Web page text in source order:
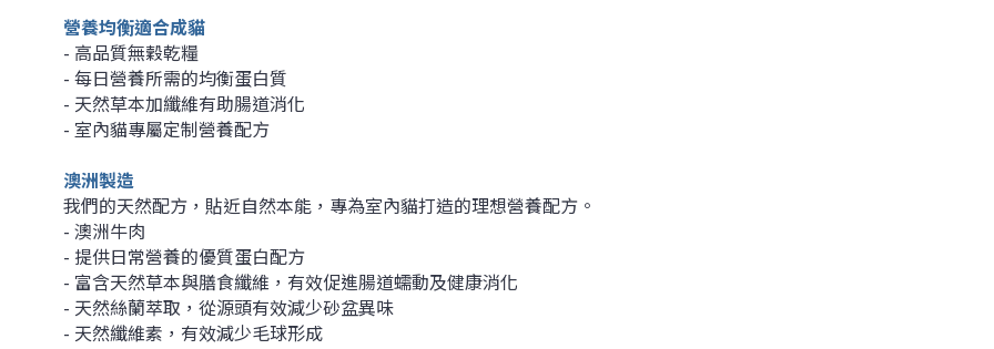
營養均衡適合成貓
- 高品質無穀乾糧
- 每日營養所需的均衡蛋白質
- 天然草本加纖維有助腸道消化
- 室內貓專屬定制營養配方
澳洲製造
我們的天然配方，貼近自然本能，專為室內貓打造的理想營養配方。
- 澳洲牛肉
- 提供日常營養的優質蛋白配方
- 富含天然草本與膳食纖維，有效促進腸道蠕動及健康消化
- 天然絲蘭萃取，從源頭有效減少砂盆異味
- 天然纖維素，有效減少毛球形成